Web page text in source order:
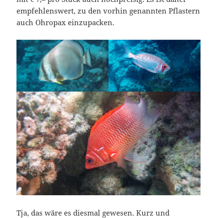
empfehlenswert, zu den vorhin genannten Pflastern
auch Ohropax einzupacken.
Tja, das wäre es diesmal gewesen. Kurz und